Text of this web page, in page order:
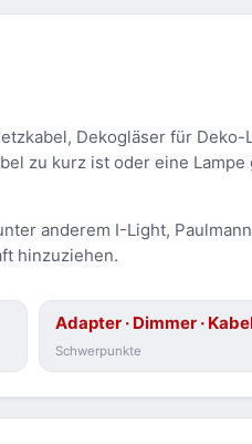
Dekogläser für Deko-
zu kurz ist oder eine Lampe
anderem I-Light,
hinzuziehen.
Adapter · Dimmer ·
Schwerpunkte